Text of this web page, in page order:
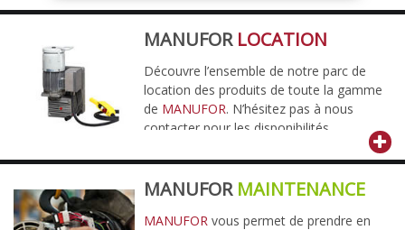
MANUFOR LOCATION
Découvre l’ensemble de notre parc de
location des produits de toute la gamme
de MANUFOR. N’hésitez pas à nous
contacter pour les disponibilités.
MANUFOR MAINTENANCE
MANUFORvous permet de prendre en